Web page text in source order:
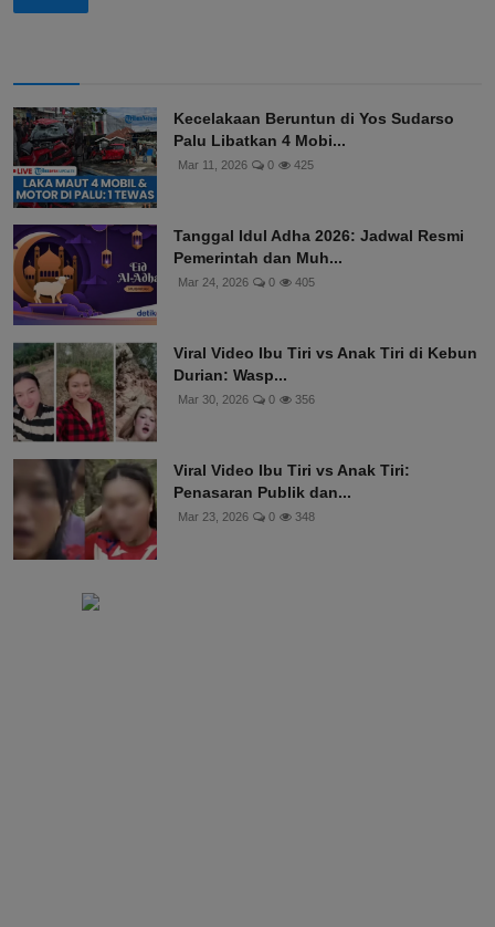
Kecelakaan Beruntun di Yos Sudarso
Palu Libatkan 4 Mobi...
Mar 11, 2026 0 425
Tanggal Idul Adha 2026: Jadwal Resmi
Pemerintah dan Muh...
Mar 24, 2026 0 405
Viral Video Ibu Tiri vs Anak Tiri di Kebun
Durian: Wasp...
Mar 30, 2026 0 356
Viral Video Ibu Tiri vs Anak Tiri:
Penasaran Publik dan...
Mar 23, 2026 0 348